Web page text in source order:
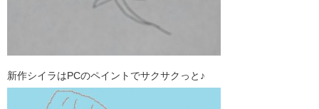
新作シイラはPCのペイントでサクサクっと♪